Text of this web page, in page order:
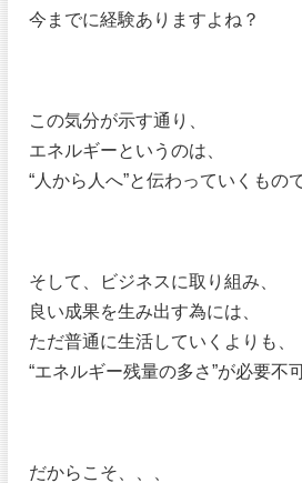
今までに経験ありますよね？
この気分が示す通り、
エネルギーというのは、
“人から人へ”と伝わっていくもの
そして、ビジネスに取り組み、
良い成果を生み出す為には、
ただ普通に生活していくよりも、
“エネルギー残量の多さ”が必要不
だからこそ、、、